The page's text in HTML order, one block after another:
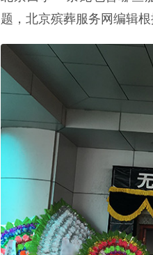
题，北京殡葬服务网编辑